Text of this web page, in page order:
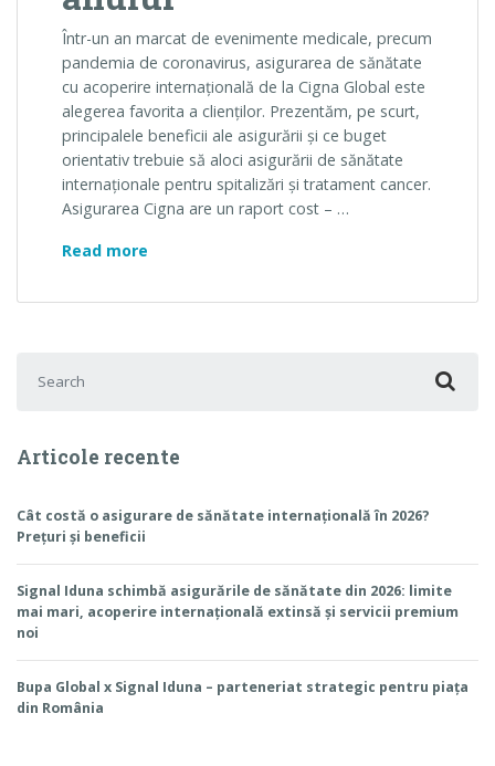
Într-un an marcat de evenimente medicale, precum
pandemia de coronavirus, asigurarea de sănătate
cu acoperire internațională de la Cigna Global este
alegerea favorita a clienților. Prezentăm, pe scurt,
principalele beneficii ale asigurării și ce buget
orientativ trebuie să aloci asigurării de sănătate
internaționale pentru spitalizări și tratament cancer.
Asigurarea Cigna are un raport cost – …
Read more
Articole recente
Cât costă o asigurare de sănătate internațională în 2026?
Prețuri și beneficii
Signal Iduna schimbă asigurările de sănătate din 2026: limite
mai mari, acoperire internațională extinsă și servicii premium
noi
Bupa Global x Signal Iduna – parteneriat strategic pentru piața
din România